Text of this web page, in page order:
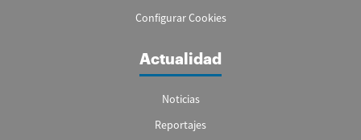
Configurar Cookies
Actualidad
Noticias
Reportajes